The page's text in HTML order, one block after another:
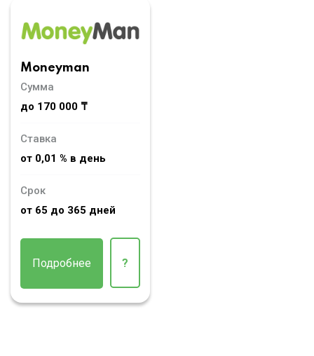
Moneyman
Сумма
до 170 000 ₸
Ставка
от 0,01 % в день
Срок
от 65 до 365 дней
Подробнее ?